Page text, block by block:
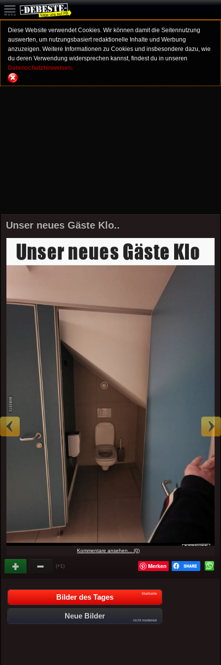
Diese Website verwendet Cookies. Wir können damit die Seitennutzung
auswerten, um nutzungsbasiert redaktionelle Inhalte und Werbung
anzuzeigen. Weitere Informationen zu Cookies und insbesondere dazu, wie
du deren Verwendung widersprechen kannst, findest du in unseren
Datenschutzhinweisen.
Unser neues Gäste Klo..
Kommentare ansehen... (0)
(+1) Merken
Bilder des Tages Startseite
Neue Bilder
nicht moderiert